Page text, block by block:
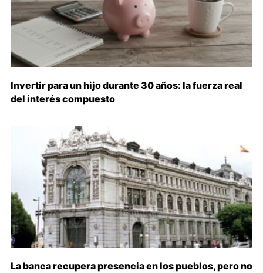
Invertir para un hijo durante 30 años: la fuerza real
del interés compuesto
La banca recupera presencia en los pueblos, pero no